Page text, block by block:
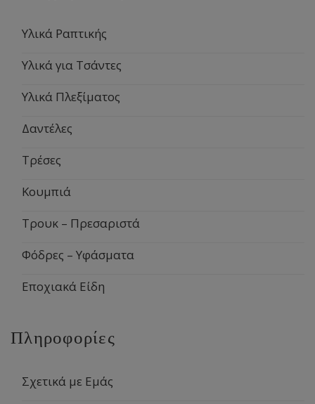
Υλικά Ραπτικής
Υλικά για Τσάντες
Υλικά Πλεξίματος
Δαντέλες
Τρέσες
Κουμπιά
Τρουκ – Πρεσαριστά
Φόδρες – Υφάσματα
Εποχιακά Είδη
Πληροφορίες
Σχετικά με Εμάς